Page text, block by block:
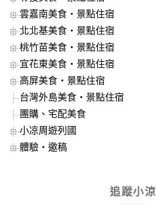
雲嘉南美食‧景點住宿
北北基美食‧景點住宿
桃竹苗美食‧景點住宿
宜花東美食‧景點住宿
高屏美食‧景點住宿
台灣外島美食‧景點住宿
團購、宅配美食
小凉周遊列國
體驗‧邀稿
追蹤小涼